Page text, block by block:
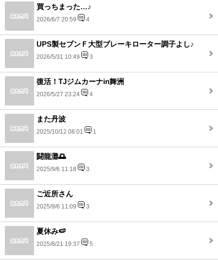
買っちまった…♪
2026/6/7 20:59 4
UPS製セブンＦ大型ブレーキローター調子よし♪
2026/5/31 10:49 3
復活！TJジムカーナin舞洲
2026/5/27 23:24 4
また丹波
2025/10/12 08:01 1
闘龍灘🌅
2025/9/6 11:18 3
ご近所さん
2025/9/6 11:09 3
夏休み🍉
2025/8/21 19:37 5